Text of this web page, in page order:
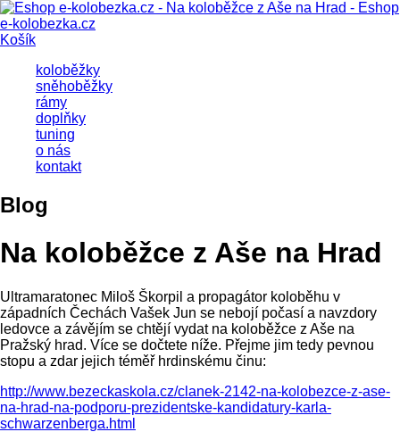
Košík
koloběžky
sněhoběžky
rámy
doplňky
tuning
o nás
kontakt
Blog
Na koloběžce z Aše na Hrad
Ultramaratonec Miloš Škorpil a propagátor koloběhu v
západních Čechách Vašek Jun se nebojí počasí a navzdory
ledovce a závějím se chtějí vydat na koloběžce z Aše na
Pražský hrad. Více se dočtete níže. Přejme jim tedy pevnou
stopu a zdar jejich téměř hrdinskému činu:
http://www.bezeckaskola.cz/clanek-2142-na-kolobezce-z-ase-
na-hrad-na-podporu-prezidentske-kandidatury-karla-
schwarzenberga.html